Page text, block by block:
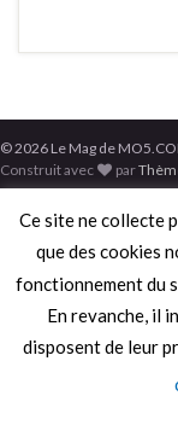
© 2026 Le Mag de
Construit avec
par
Ce site ne collecte
que des cookies
fonctionnement du
En revanche, il
disposent de leur